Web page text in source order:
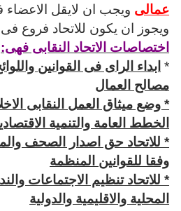
عمالى
ويجوز ان يكون للاتحاد فروع
اختصاصات الاتحاد النقابى فهى:
* ابداء الراى فى القوانين
مصالح العمال
* وضع ميثاق العمل النقابى
الخطط العامة والتنمية
* للاتحاد حق اصدار الصحف
وفقا للقوانين المنظمة
* للاتحاد تنظيم الاجتماعات
المحلية والاقليمية والدولية